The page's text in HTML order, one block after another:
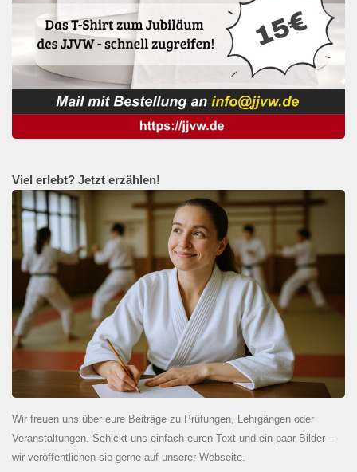
Viel erlebt? Jetzt erzählen!
Wir freuen uns über eure Beiträge zu Prüfungen, Lehrgängen oder
Veranstaltungen. Schickt uns einfach euren Text und ein paar Bilder –
wir veröffentlichen sie gerne auf unserer Webseite.